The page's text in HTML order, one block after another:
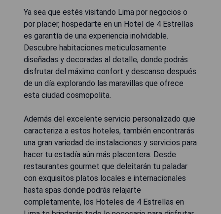
Ya sea que estés visitando Lima por negocios o
por placer, hospedarte en un Hotel de 4 Estrellas
es garantía de una experiencia inolvidable.
Descubre habitaciones meticulosamente
diseñadas y decoradas al detalle, donde podrás
disfrutar del máximo confort y descanso después
de un día explorando las maravillas que ofrece
esta ciudad cosmopolita.
Además del excelente servicio personalizado que
caracteriza a estos hoteles, también encontrarás
una gran variedad de instalaciones y servicios para
hacer tu estadía aún más placentera. Desde
restaurantes gourmet que deleitarán tu paladar
con exquisitos platos locales e internacionales
hasta spas donde podrás relajarte
completamente, los Hoteles de 4 Estrellas en